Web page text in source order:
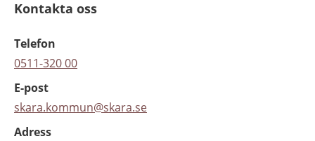
Kontakta oss
Telefon
0511-320 00
E-post
skara.kommun@skara.se
Adress